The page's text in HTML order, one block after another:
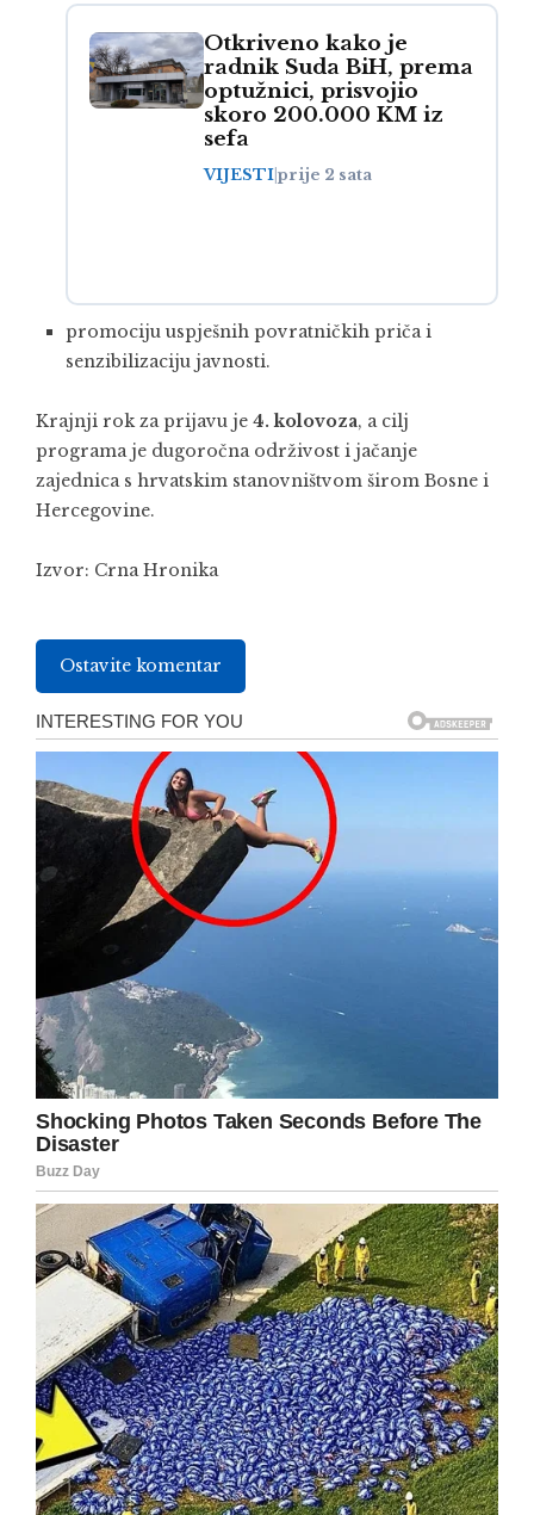
Otkriveno kako je
radnik Suda BiH, prema
optužnici, prisvojio
skoro 200.000 KM iz
sefa
VIJESTIprije 2 sata
promociju uspješnih povratničkih priča i
senzibilizaciju javnosti.
Krajnji rok za prijavu je 4. kolovoza, a cilj
programa je dugoročna održivost i jačanje
zajednica s hrvatskim stanovništvom širom Bosne i
Hercegovine.
Izvor: Crna Hronika
Ostavite komentar